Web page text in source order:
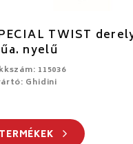
TWIST
nyelű
115036
Ghidini